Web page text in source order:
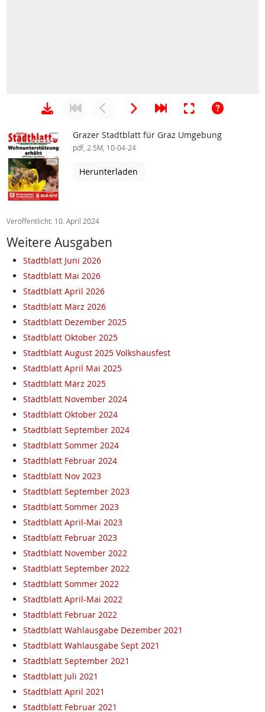
Grazer Stadtblatt für Graz Umgebung
pdf, 2.5M, 10-04-24
Herunterladen
Veröffentlicht: 10. April 2024
Weitere Ausgaben
Stadtblatt Juni 2026
Stadtblatt Mai 2026
Stadtblatt April 2026
Stadtblatt März 2026
Stadtblatt Dezember 2025
Stadtblatt Oktober 2025
Stadtblatt August 2025 Volkshausfest
Stadtblatt April Mai 2025
Stadtblatt März 2025
Stadtblatt November 2024
Stadtblatt Oktober 2024
Stadtblatt September 2024
Stadtblatt Sommer 2024
Stadtblatt Februar 2024
Stadtblatt Nov 2023
Stadtblatt September 2023
Stadtblatt Sommer 2023
Stadtblatt April-Mai 2023
Stadtblatt Februar 2023
Stadtblatt November 2022
Stadtblatt September 2022
Stadtblatt Sommer 2022
Stadtblatt April-Mai 2022
Stadtblatt Februar 2022
Stadtblatt Wahlausgabe Dezember 2021
Stadtblatt Wahlausgabe Sept 2021
Stadtblatt September 2021
Stadtblatt Juli 2021
Stadtblatt April 2021
Stadtblatt Februar 2021